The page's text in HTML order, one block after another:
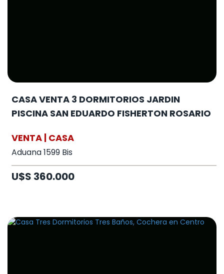
CASA VENTA 3 DORMITORIOS JARDIN
PISCINA SAN EDUARDO FISHERTON ROSARIO
VENTA | CASA
Aduana 1599 Bis
U$S 360.000